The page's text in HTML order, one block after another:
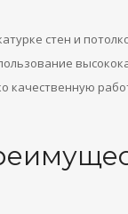
стен и
качественную